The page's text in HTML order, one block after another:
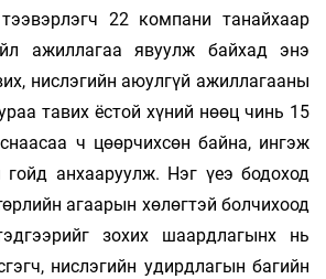
22 компани танайхаар
ажиллагаа явуулж байхад энэ
нислэгийн аюулгүй ажиллагааны
тавих ёстой хүний нөөц чинь 15
ч цөөрчихсөн байна, ингэж
гойд анхааруулж. Нэг үеэ бодоход
агаарын хөлөгтэй болчихоод
зохих шаардлагынх нь
нислэгийн удирдлагын багийн